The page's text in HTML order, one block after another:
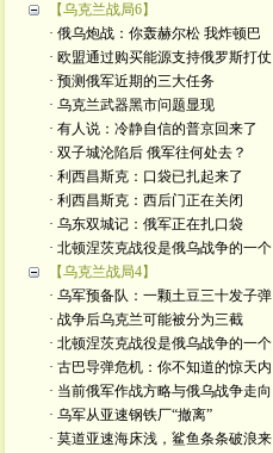
【乌克兰战局6】
· 俄乌炮战：你轰赫尔松 我炸顿巴
· 欧盟通过购买能源支持俄罗斯打仗
· 预测俄军近期的三大任务
· 乌克兰武器黑市问题显现
· 有人说：冷静自信的普京回来了
· 双子城沦陷后 俄军往何处去？
· 利西昌斯克：口袋已扎起来了
· 利西昌斯克：西后门正在关闭
· 乌东双城记：俄军正在扎口袋
· 北顿涅茨克战役是俄乌战争的一个
【乌克兰战局4】
· 乌军预备队：一颗土豆三十发子弹
· 战争后乌克兰可能被分为三截
· 北顿涅茨克战役是俄乌战争的一个
· 古巴导弹危机：你不知道的惊天内
· 当前俄军作战方略与俄乌战争走向
· 乌军从亚速钢铁厂“撤离”
· 莫道亚速海床浅，鲨鱼条条破浪来